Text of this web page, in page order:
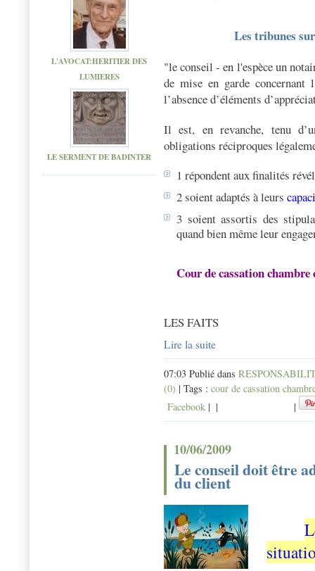
L'AVOCAT:HERITIER DES
LUMIERES
LE SERMENT DE BADINTER
Les tribunes
"le conseil - en l'espèce un
de mise en garde concernant
l’absence d’éléments
Il est, en revanche, tenu
obligations réciproques
1 répondent aux finalités
2 soient adaptés à leurs
3 soient assortis des
quand bien même leur
Cour de cassationchambre
LES FAITS
Lire la suite
07:03 Publié dans
(0) | Tags : cour de cassation
Facebook | | |
10/06/2009
Le conseil doit être
du client